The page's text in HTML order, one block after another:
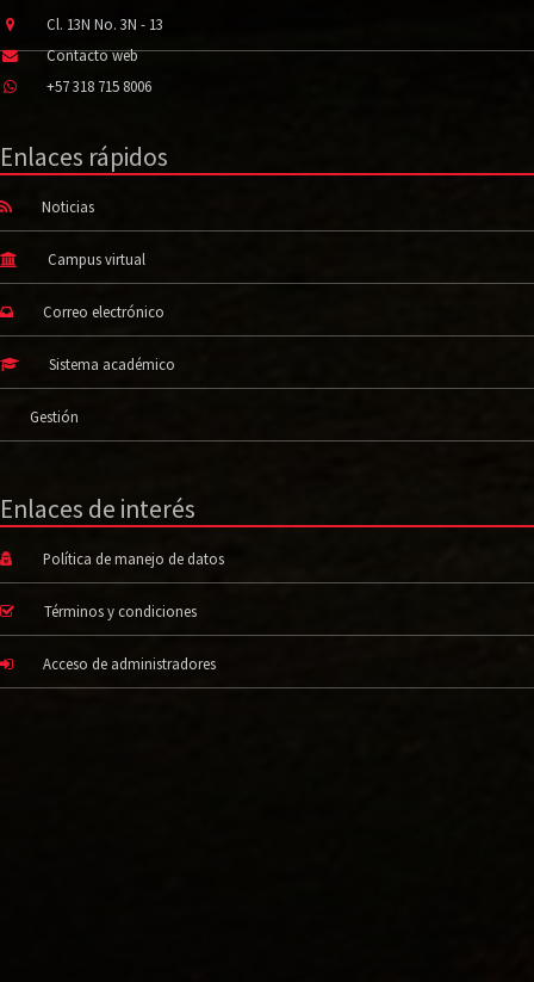
Cl. 13N No. 3N - 13
Contacto web
+57 318 715 8006
Enlaces rápidos
Noticias
Campus virtual
Correo electrónico
Sistema académico
Gestión
Enlaces de interés
Política de manejo de datos
Términos y condiciones
Acceso de administradores